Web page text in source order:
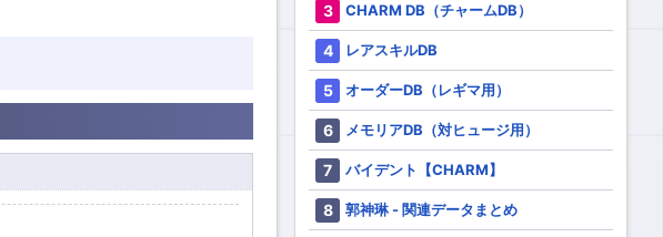
CHARM DB（チャームDB）
レアスキルDB
オーダーDB（レギマ用）
メモリアDB（対ヒュージ用）
バイデント【CHARM】
郭神琳 - 関連データまとめ